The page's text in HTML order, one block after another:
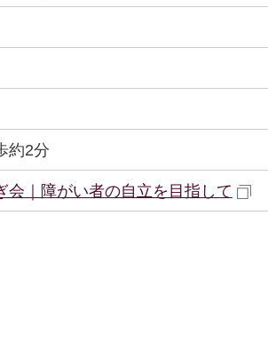
約2分
会｜障がい者の自立を目指して